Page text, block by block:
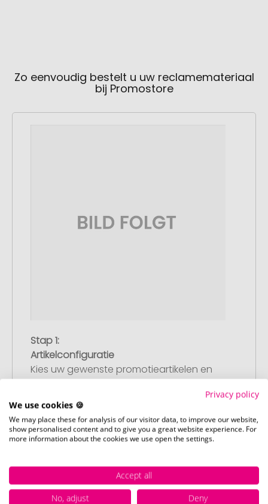
Zo eenvoudig bestelt u uw reclamemateriaal
bij Promostore
Stap 1:
Artikelconfiguratie
Kies uw gewenste promotieartikelen en
vervolgens de geconfigureerde artikelen
in uw winkelwagen.
Privacy policy
We use cookies 🍪
We may place these for analysis of our visitor data, to improve our website,
show personalised content and to give you a great website experience. For
more information about the cookies we use open the settings.
Accept all
No, adjust
Deny